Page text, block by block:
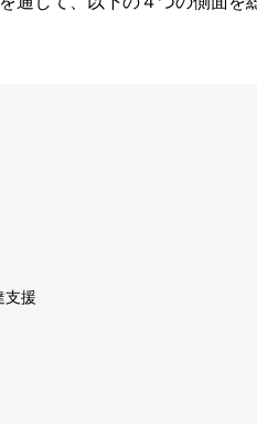
支援